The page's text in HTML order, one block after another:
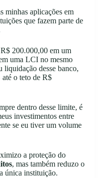
minhas aplicações em
que fazem parte de
200.000,00 em um
uma LCI no mesmo
liquidação desse banco,
até o teto de R$
dentro desse limite, é
investimentos entre
se eu tiver um volume
a proteção do
, mas também reduzo o
única instituição.